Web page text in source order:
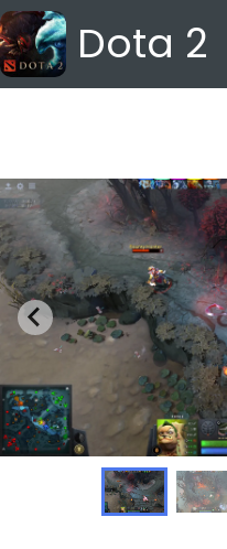
Dota 2